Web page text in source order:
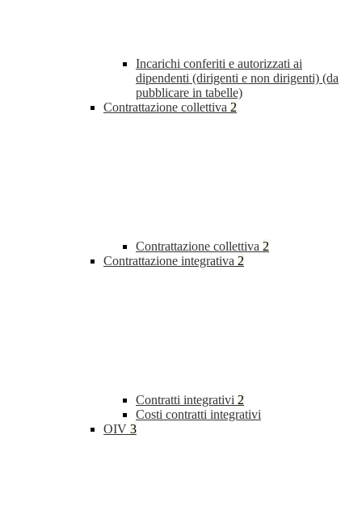
Incarichi conferiti e autorizzati ai
dipendenti (dirigenti e non dirigenti) (da
pubblicare in tabelle)
Contrattazione collettiva 2
Contrattazione collettiva 2
Contrattazione integrativa 2
Contratti integrativi 2
Costi contratti integrativi
OIV 3